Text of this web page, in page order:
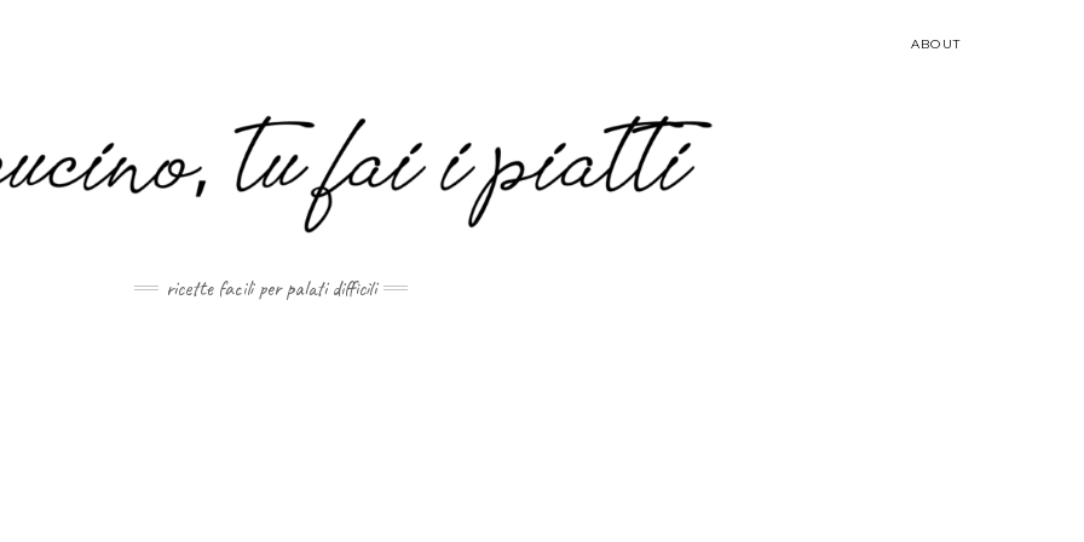
ABOUT
ricette facili per palati difficili